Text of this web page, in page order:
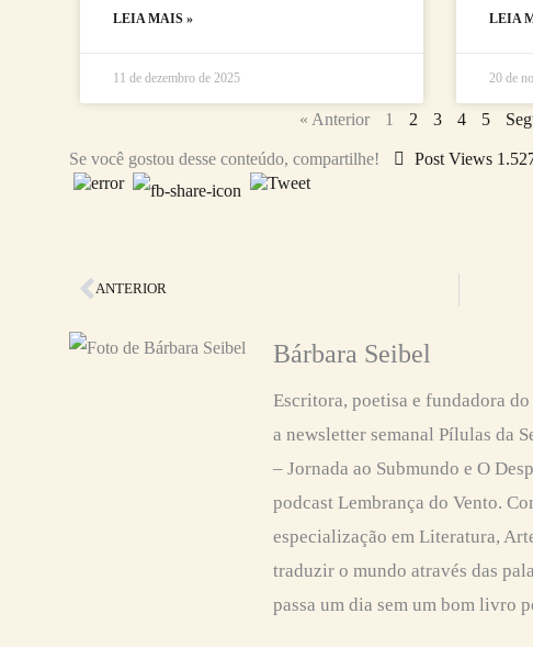
LEIA MAIS »
11 de dezembro de 2025
LEIA
20 de
« Anterior 1 2 3 4 5
Se você gostou desse conteúdo, compartilhe! Post Views
Anterior
ANTERIOR
Bárbara Seibel
Escritora, poetisa e fundadora
a newsletter semanal Pílulas da
– Jornada ao Submundo e O
podcast Lembrança do Vento.
especialização em Literatura,
traduzir o mundo através das
passa um dia sem um bom livro